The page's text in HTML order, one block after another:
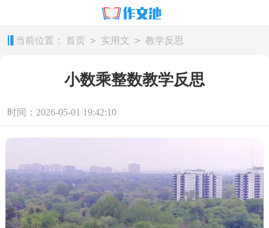
当前位置： 首页 > 实用文 > 教学反思
小数乘整数教学反思
时间：2026-05-01 19:42:10